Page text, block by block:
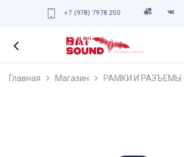
+7 (978) 7978 250
Главная Магазин РАМКИ И РАЗЪЕМЫ